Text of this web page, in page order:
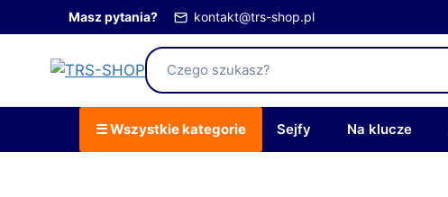
do
Masz pytania? kontakt@trs-shop.pl
☰ Wszystkie kategorie Sejfy Na klucze